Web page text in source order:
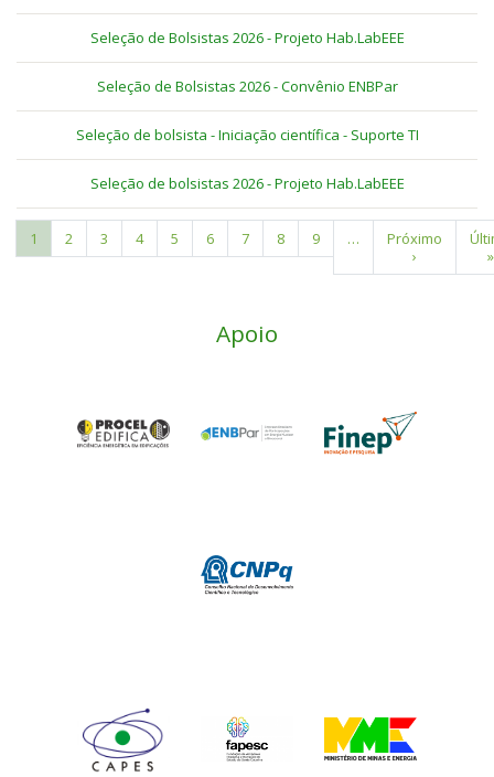
Seleção de Bolsistas 2026 - Projeto Hab.LabEEE
Seleção de Bolsistas 2026 - Convênio ENBPar
Seleção de bolsista - Iniciação científica - Suporte TI
Seleção de bolsistas 2026 - Projeto Hab.LabEEE
Paginação
Página
atual
1 Page
2 Page
3 Page
4 Page
5 Page
6 Page
7 Page
8 Page
9 …
Próxima
página
Próximo
›
»
Apoio